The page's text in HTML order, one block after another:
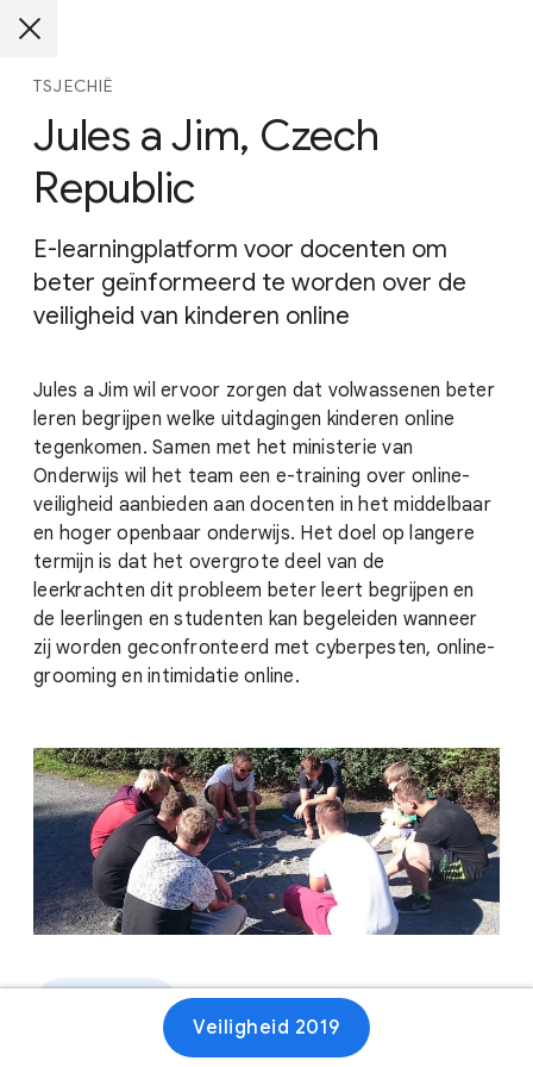
TSJECHIË
Jules a Jim, Czech
Republic
E-learningplatform voor docenten om
beter geïnformeerd te worden over de
veiligheid van kinderen online
Jules a Jim wil ervoor zorgen dat volwassenen beter
leren begrijpen welke uitdagingen kinderen online
tegenkomen. Samen met het ministerie van
Onderwijs wil het team een e-training over online-
veiligheid aanbieden aan docenten in het middelbaar
en hoger openbaar onderwijs. Het doel op langere
termijn is dat het overgrote deel van de
leerkrachten dit probleem beter leert begrijpen en
de leerlingen en studenten kan begeleiden wanneer
zij worden geconfronteerd met cyberpesten, online-
grooming en intimidatie online.
Veiligheid 2019